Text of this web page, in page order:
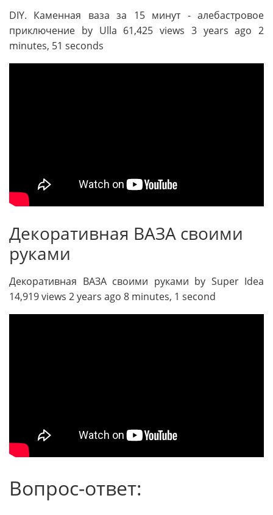
DIY. Каменная ваза за 15 минут - алебастровое
приключение by Ulla 61,425 views 3 years ago 2
minutes, 51 seconds
Декоративная ВАЗА своими
руками
Декоративная ВАЗА своими руками by Super Idea
14,919 views 2 years ago 8 minutes, 1 second
Вопрос-ответ: